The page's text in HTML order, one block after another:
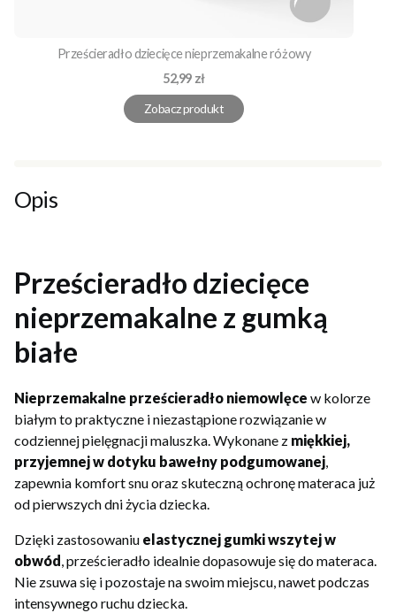
Prześcieradło dziecięce nieprzemakalne różowy
Cena
52,99 zł
Zobacz produkt
Opis
Prześcieradło dziecięce
nieprzemakalne z gumką
białe
Nieprzemakalne prześcieradło niemowlęce w kolorze
białym to praktyczne i niezastąpione rozwiązanie w
codziennej pielęgnacji maluszka. Wykonane z miękkiej,
przyjemnej w dotyku bawełny podgumowanej,
zapewnia komfort snu oraz skuteczną ochronę materaca już
od pierwszych dni życia dziecka.
Dzięki zastosowaniu elastycznej gumki wszytej w
obwód , prześcieradło idealnie dopasowuje się do materaca.
Nie zsuwa się i pozostaje na swoim miejscu, nawet podczas
intensywnego ruchu dziecka.